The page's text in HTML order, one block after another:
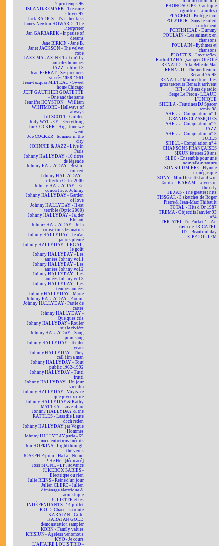
2 printemps 96
ISLAND/REMARK - Treasure
4 hiver 97
Jack RADICS - It's in her kiss
James Newton HOWARD - The
Interpreter
Jan GARBAREK - In praise of
dreams
Jane BIRKIN - Jane B.
Janet JACKSON - The velvet
rope
JAZZ MAGAZINE Tant qu'il y
aura des hommes
JAZZ Tublieft 3
Jean FERRAT - Ses premiers
succès 1958-1961
Jean-Jacques MILTEAU - Sweet
home Chicago
JEFF GAUTHIER GOATETTE
- One and the same
Jennifer HOYSTON + William
WHITMORE - Hallways of
always
Jill SCOTT - Golden
Jody WATLEY - Everything
Joe COCKER - High time we
went
Joe COCKER - Summer in the
city
JOHNNIE & JAZZ - Live in
Paris
Johnny HALLYDAY - 10 titres
de légende
Johnny HALLYDAY - Best of
concert
Johnny HALLYDAY -
Collector Optic 2000
Johnny HALLYDAY - En
concert avec Johnny
Johnny HALLYDAY - Garden
of love
Johnny HALLYDAY - Il est
terrible (Optic 2000)
Johnny HALLYDAY - Ja, der
Elefant
Johnny HALLYDAY - Je la
croise tous les matins
Johnny HALLYDAY - Je n'ai
jamais pleuré
Johnny HALLYDAY - LEGAL,
le goût
Johnny HALLYDAY - Les
années Johnny vol.1
Johnny HALLYDAY - Les
années Johnny vol.2
Johnny HALLYDAY - Les
années Johnny vol.3
Johnny HALLYDAY - Les
tendres années
Johnny HALLYDAY - Marie
Johnny HALLYDAY - Pardon
Johnny HALLYDAY - Partie de
cartes
Johnny HALLYDAY -
Quelques cris
Johnny HALLYDAY - Rouler
sur la rivière
Johnny HALLYDAY - Sang
pour sang
Johnny HALLYDAY - Tender
years
Johnny HALLYDAY - They
call him a man
Johnny HALLYDAY - Tout
public 1962-1992
Johnny HALLYDAY - Tutti
frutti
Johnny HALLYDAY - Un jour
viendra
Johnny HALLYDAY - Voyez ce
que je veux dire
Johnny HALLYDAY & Kathy
MATTEA - Love affair
Johnny HALLYDAY & the
RATTLES - Lass die Leute
doch reden
Johnny HALLYDAY par Vogue
Hommes
Johnny HALLYDAY parle - 65
mn d'entretiens inédits
Jon HOPKINS - Light through
the veins
JOSEPH Pepino - Ha ha ! No no
! He He ! [dédicacé]
Joss STONE - LP1 advance
JUKEBOX BABIES -
Électrique ou rien
Julie REINS - Reine d'un jour
Julien CLERC - Julien
déménage électrique &
acoustique
JULIETTE et les
INDÉPENDANTS - 14 juillet
K.O.D. Chacun sa route
KARAJAN - Gold
KARAJAN GOLD
demonstration sampler
KORN - Family values
KRISIUN - Ageless venomous
KYO - Je cours
L'AFFAIRE LOUIS TRIO -
d'information n°1
PHONOSCOPE - Cantique
(grotte de Lourdes)
PLACEBO - Protège-moi
POLYDOR - Sous le soleil
exactement
PORTISHEAD - Dummy
POULAIN - Les animaux en
chansons
POULAIN - Rythmes et
chansons
PROJET X - Love reflex
Rachid TAHA - sampler Olé Olé
RENAUD - À la Belle de Mai
RENAUD - The meilleur of
Renaud 75-95
RENAULT Motoculture - Les
gros tracteurs Renault arrivent
RFI - 100 ans de radio
Serge Le Péron - LÉAUD
L'UNIQUE
SHEILA - Feutrines DJ Spacer
remix 98
SHELL - Compilation n° 1
GRANDS CLASSIQUES
SHELL - Compilation n° 2
JAZZ
SHELL - Compilation n° 3
TUBES
SHELL - Compilation n° 4
CHANSONS FRANÇAISES
SIXUN fête ses 20 ans
SLÉO - Ensemble pour une
nouvelle aventure
SON & LUMIÈRE - Hymne
monégasque
SONY - MiniDisc Test and win
Tanita TIKARAM - Lovers in
the city
TEXAS - The greatest hits
TISSGAR - 3 sketches de Roger
Pierre & Jean-Marc Thibault
TOTAL - Hits d'Or 1987
TREMA - Objectifs Janvier 93
n°4
TRICATEL Tri-Pocket 1 - Au
cœur de TRICATEL
U2 - Beautiful day
ZIPPO OUÏ FM